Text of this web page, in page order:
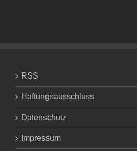
RSS
Haftungsausschluss
Datenschutz
Impressum